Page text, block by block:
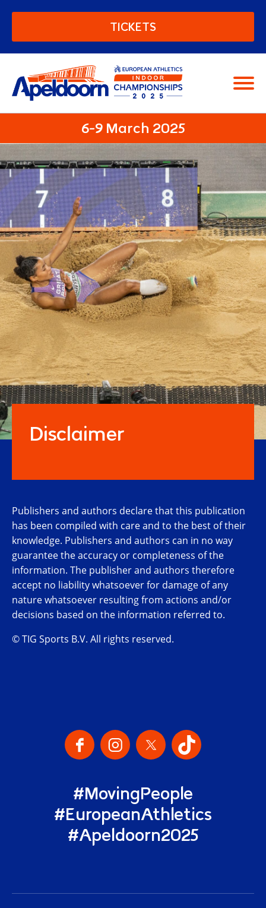
European Athletics Indoor
TICKETS
6-9 March 2025
Disclaimer
Publishers and authors declare that this publication
has been compiled with care and to the best of their
knowledge. Publishers and authors can in no way
guarantee the accuracy or completeness of the
information. The publisher and authors therefore
accept no liability whatsoever for damage of any
nature whatsoever resulting from actions and/or
decisions based on the information referred to.
© TIG Sports B.V. All rights reserved.
Our Social Channels
#MovingPeople
#EuropeanAthletics
#Apeldoorn2025